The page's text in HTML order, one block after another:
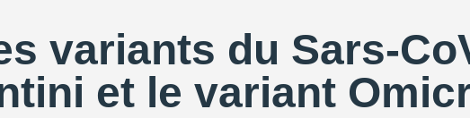
variants du Sars-
et le variant